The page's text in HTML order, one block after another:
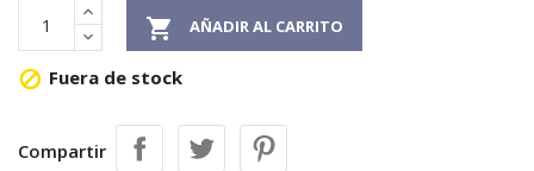
 AÑADIR AL CARRITO
 Fuera de stock
Compartir